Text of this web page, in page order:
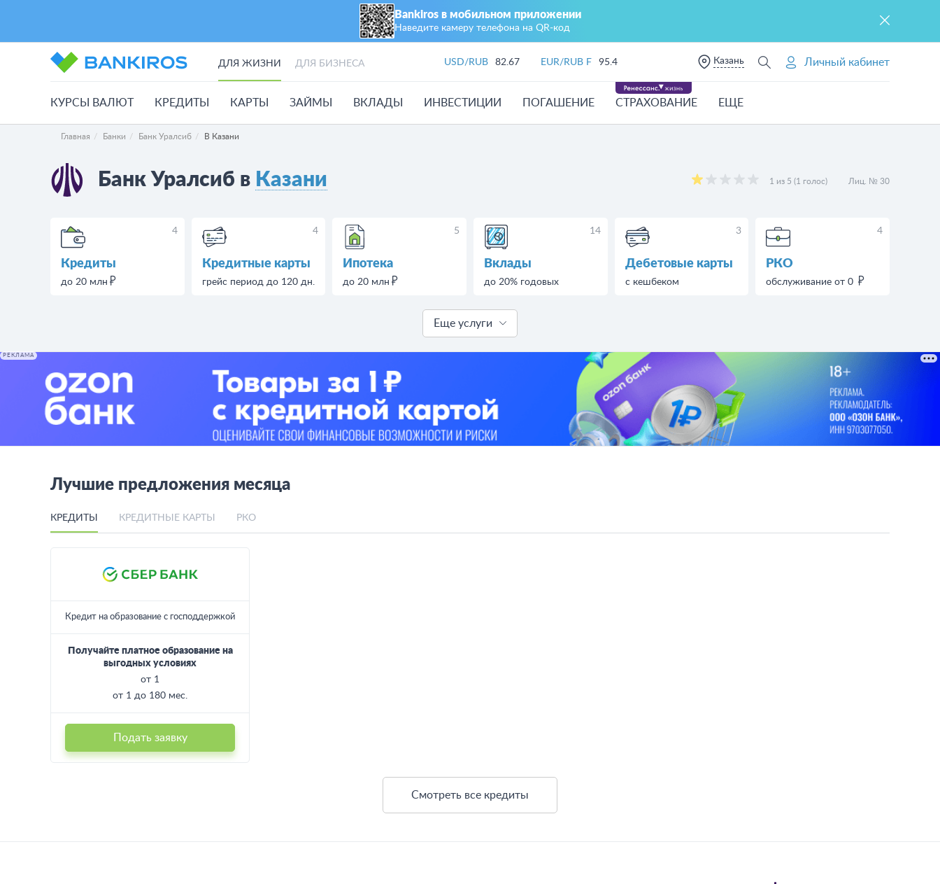
Bankiros в мобильном приложении
Наведите камеру телефона на QR‑код
ДЛЯ ЖИЗНИ ДЛЯ БИЗНЕСА USD/RUB 82.67 EUR/RUB F 95.4 Казань Личный кабинет
КУРСЫ ВАЛЮТ КРЕДИТЫ КАРТЫ ЗАЙМЫ ВКЛАДЫ ИНВЕСТИЦИИ ПОГАШЕНИЕ СТРАХОВАНИЕ ЕЩЕ
Главная Банки Банк Уралсиб В Казани
Банк Уралсиб в Казани 1 из 5 (1 голос) Лиц. № 30
4
Кредиты
до 20 млн
4
Кредитные карты
грейс период до 120 дн.
5
Ипотека
до 20 млн
14
Вклады
до 20% годовых
3
Дебетовые карты
с кешбеком
4
РКО
обслуживание от 0
Еще услуги
РЕКЛАМА
Лучшие предложения месяца
КРЕДИТЫ КРЕДИТНЫЕ КАРТЫ РКО
Кредит на образование с господдержкой
Получайте платное образование на
выгодных условиях
от 1
от 1 до 180 мес.
Подать заявку
Смотреть все кредиты